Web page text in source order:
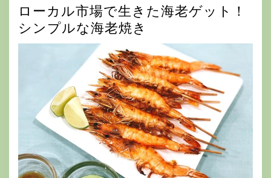
ローカル市場で生きた海老ゲット！
シンプルな海老焼き